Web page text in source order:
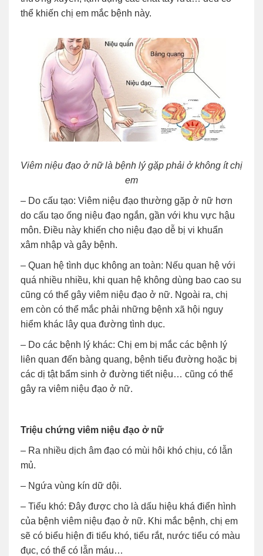
thể khiến chị em mắc bệnh này.
Viêm niệu đạo ở nữ là bệnh lý gặp phải ở không ít chị
em
– Do cấu tạo: Viêm niệu đạo thường gặp ở nữ hơn
do cấu tạo ống niệu đạo ngắn, gần với khu vực hậu
môn. Điều này khiến cho niệu đạo dễ bị vi khuẩn
xâm nhập và gây bệnh.
– Quan hệ tình dục không an toàn: Nếu quan hệ với
quá nhiều nhiều, khi quan hệ không dùng bao cao su
cũng có thể gây viêm niệu đạo ở nữ. Ngoài ra, chị
em còn có thể mắc phải những bệnh xã hội nguy
hiểm khác lây qua đường tình dục.
– Do các bệnh lý khác: Chị em bị mắc các bệnh lý
liên quan đến bàng quang, bệnh tiểu đường hoặc bị
các dị tật bẩm sinh ở đường tiết niệu… cũng có thể
gây ra viêm niệu đạo ở nữ.
Triệu chứng viêm niệu đạo ở nữ
– Ra nhiều dịch âm đạo có mùi hôi khó chịu, có lẫn
mủ.
– Ngứa vùng kín dữ dội.
– Tiểu khó: Đây được cho là dấu hiệu khá điển hình
của bệnh viêm niệu đạo ở nữ. Khi mắc bệnh, chị em
sẽ có biểu hiện đi tiểu khó, tiểu rắt, nước tiểu có màu
đục, có thể có lẫn máu…